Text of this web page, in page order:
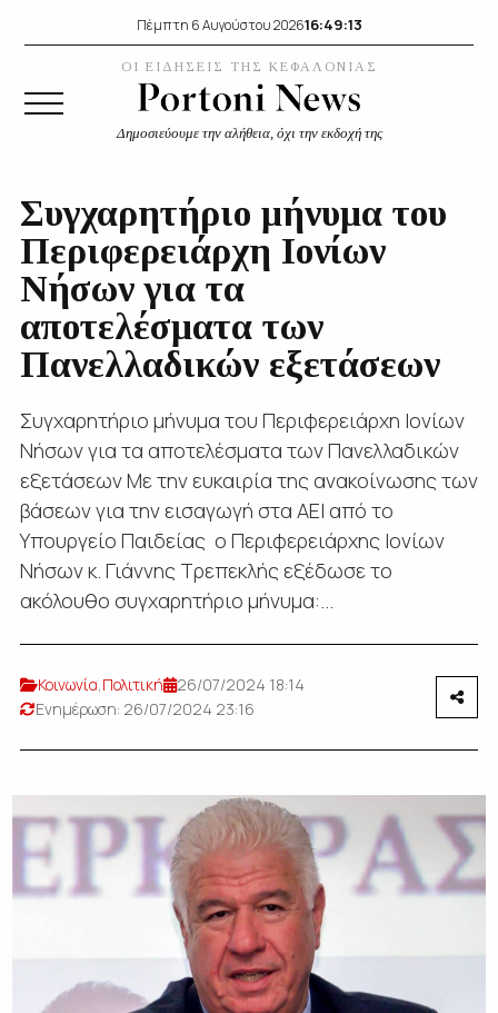
Πέμπτη 6 Αυγούστου 202616:49:14
ΟΙ ΕΙΔΗΣΕΙΣ ΤΗΣ ΚΕΦΑΛΟΝΙΑΣ
Δημοσιεύουμε την αλήθεια, όχι την εκδοχή της
Συγχαρητήριο μήνυμα του
Περιφερειάρχη Ιονίων
Νήσων για τα
αποτελέσματα των
Πανελλαδικών εξετάσεων
Συγχαρητήριο μήνυμα του Περιφερειάρχη Ιονίων
Νήσων για τα αποτελέσματα των Πανελλαδικών
εξετάσεων Με την ευκαιρία της ανακοίνωσης των
βάσεων για την εισαγωγή στα ΑΕΙ από το
Υπουργείο Παιδείας ο Περιφερειάρχης Ιονίων
Νήσων κ. Γιάννης Τρεπεκλής εξέδωσε το
ακόλουθο συγχαρητήριο μήνυμα:...
Κοινωνία,Πολιτική
26/07/2024 18:14
Ενημέρωση: 26/07/2024 23:16